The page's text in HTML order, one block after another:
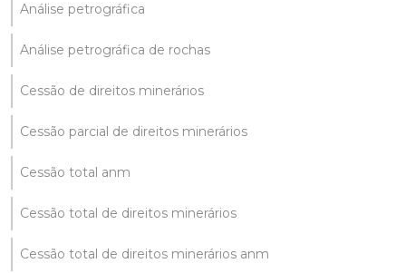
Análise petrográfica
Análise petrográfica de rochas
Cessão de direitos minerários
Cessão parcial de direitos minerários
Cessão total anm
Cessão total de direitos minerários
Cessão total de direitos minerários anm